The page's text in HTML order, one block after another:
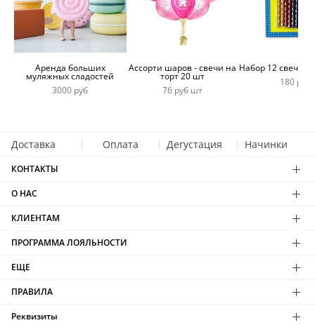
Аренда больших
муляжных сладостей
3000 руб
Ассорти шаров - свечи на
торт 20 шт
76 руб шт
Набор 12 свечей
180 руб
Доставка Оплата Дегустация Начинки
КОНТАКТЫ
О НАС
КЛИЕНТАМ
ПРОГРАММА ЛОЯЛЬНОСТИ
ЕЩЕ
ПРАВИЛА
Реквизиты